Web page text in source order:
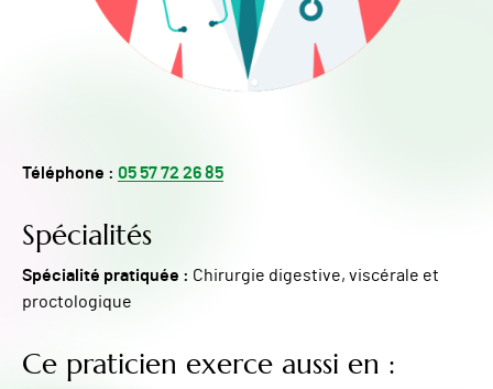
Téléphone : 05 57 72 26 85
Spécialités
Spécialité pratiquée : Chirurgie digestive, viscérale et
proctologique
Ce praticien exerce aussi en :